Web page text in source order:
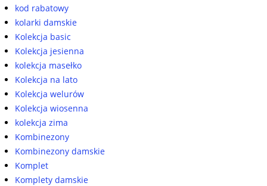
kod rabatowy
kolarki damskie
Kolekcja basic
Kolekcja jesienna
kolekcja masełko
Kolekcja na lato
Kolekcja welurów
Kolekcja wiosenna
kolekcja zima
Kombinezony
Kombinezony damskie
Komplet
Komplety damskie